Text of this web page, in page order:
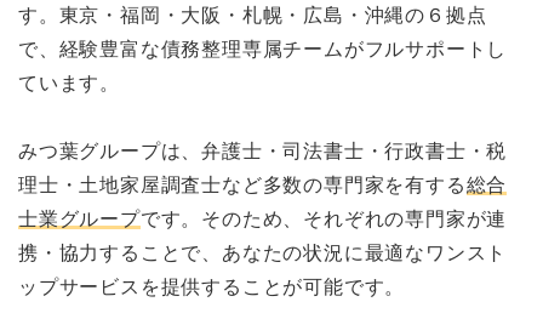
す。東京・福岡・大阪・札幌・広島・沖縄の６拠点
で、経験豊富な債務整理専属チームがフルサポートし
ています。
みつ葉グループは、弁護士・司法書士・行政書士・税
理士・土地家屋調査士など多数の専門家を有する総合
士業グループです。そのため、それぞれの専門家が連
携・協力することで、あなたの状況に最適なワンスト
ップサービスを提供することが可能です。